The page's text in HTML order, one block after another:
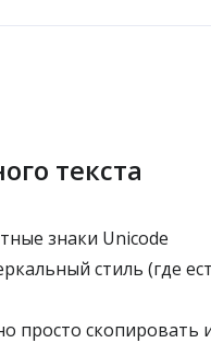
текста
знаки Unicode
стиль (где
просто скопировать